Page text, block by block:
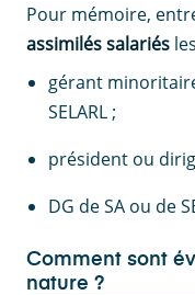
Pour mémoire,
assimilés salariés
gérant
SELARL ;
président ou
DG de SA ou de
Comment sont
nature ?